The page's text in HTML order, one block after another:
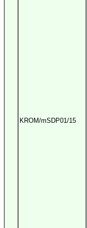
KROM/mSDP01/15